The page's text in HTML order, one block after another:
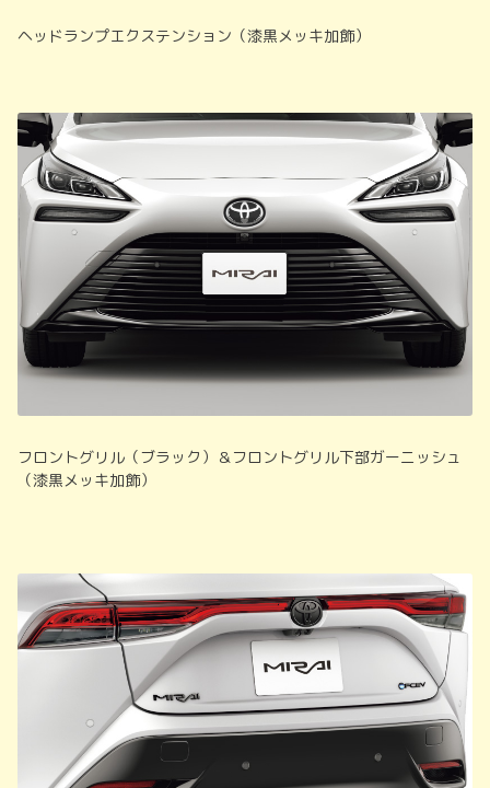
ヘッドランプエクステンション（漆黒メッキ加飾）
フロントグリル（ブラック）＆フロントグリル下部ガーニッシュ
（漆黒メッキ加飾）